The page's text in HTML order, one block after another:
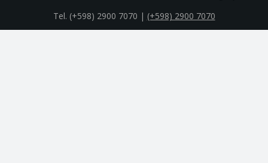
Tel. (+598) 2900 7070 | (+598) 2900 7070